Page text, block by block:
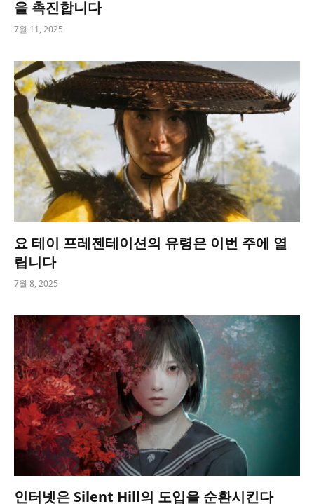
을 촉진합니다
7월 11, 2025
요 테이 프레젠테이션의 유령은 이번 주에 열
립니다
7월 8, 2025
인터넷은 Silent Hill의 도입을 순환시킨다